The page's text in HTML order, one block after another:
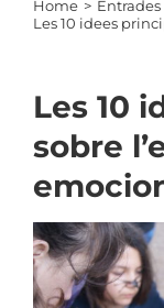
Home Entrades
Les 10 idees
Les 10
sobre
View
Larger
Image